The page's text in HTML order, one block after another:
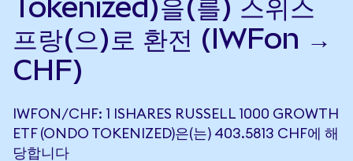
Tokenized)을(를) 스위스
프랑(으)로 환전 (IWFon →
CHF)
IWFON/CHF: 1 ISHARES RUSSELL 1000 GROWTH
ETF (ONDO TOKENIZED)은(는) 403.5813 CHF에 해
당합니다